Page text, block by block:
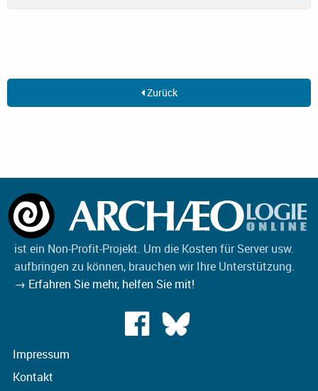
Zurück
ist ein Non-Profit-Projekt. Um die Kosten für Server usw.
aufbringen zu können, brauchen wir Ihre Unterstützung.
→ Erfahren Sie mehr, helfen Sie mit!
Impressum
Kontakt